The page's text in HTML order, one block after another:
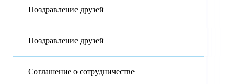
Поздравление друзей
Поздравление друзей
Соглашение о сотрудничестве